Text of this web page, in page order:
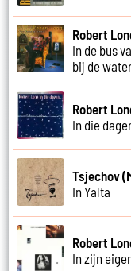
Robert
In de bus
bij de
Robert
In die
Tsjechov
In Yalta
Robert
In zijn